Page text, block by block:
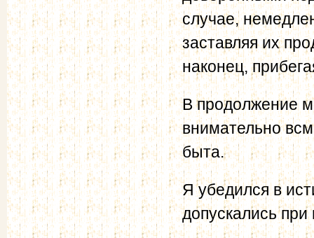
случае,
заставляя их
наконец,
В продолжение
внимательно
быта.
Я убедился в
допускались